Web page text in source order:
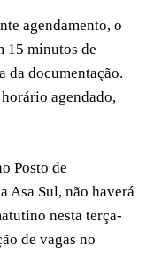
agendamento, o
15 minutos de
da documentação.
agendado,
Posto de
Asa Sul, não haverá
nesta terça-
de vagas no